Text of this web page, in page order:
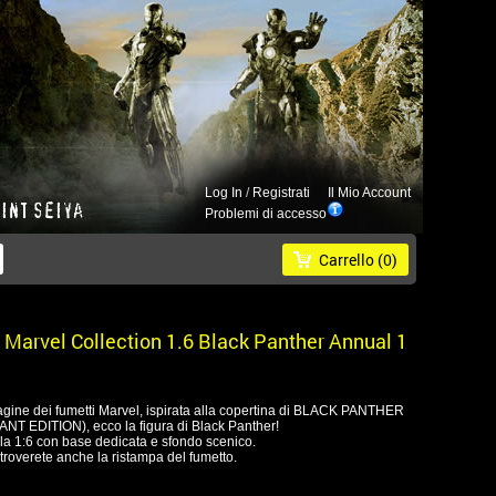
Log In / Registrati
Il Mio Account
Problemi di accesso
Carrello (0)
Marvel Collection 1.6 Black Panther Annual 1
dei fumetti Marvel, ispirata alla copertina di BLACK PANTHER
EDITION), ecco la figura di Black Panther!
1:6 con base dedicata e sfondo scenico.
anche la ristampa del fumetto.